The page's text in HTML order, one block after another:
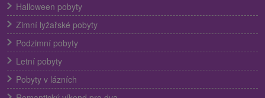
Halloween pobyty
Zimní lyžařské pobyty
Podzimní pobyty
Letní pobyty
Pobyty v lázních